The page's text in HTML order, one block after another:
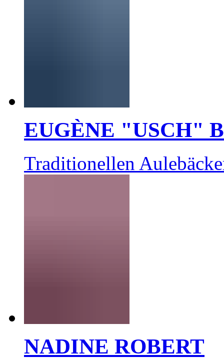
EUGÈNE "USCH"
Traditionellen
NADINE ROBERT